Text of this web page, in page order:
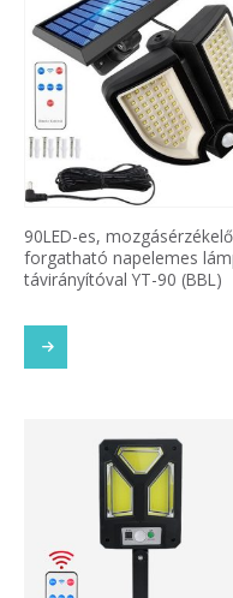
90LED-es,
forgatható napelemes
távirányítóval YT-90 (BBL)